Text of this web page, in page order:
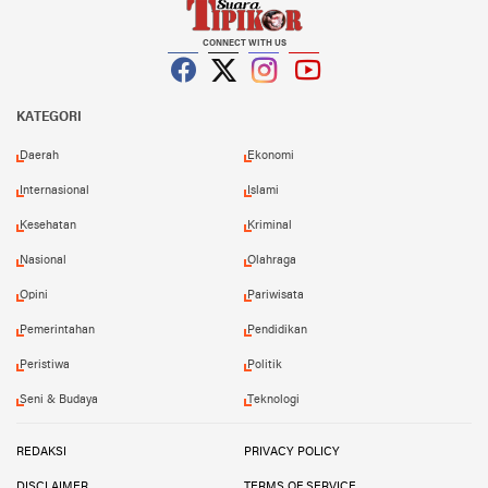
CONNECT WITH US
KATEGORI
Daerah Ekonomi
Internasional Islami
Kesehatan Kriminal
Nasional Olahraga
Opini Pariwisata
Pemerintahan Pendidikan
Peristiwa Politik
Seni & Budaya Teknologi
REDAKSI PRIVACY POLICY